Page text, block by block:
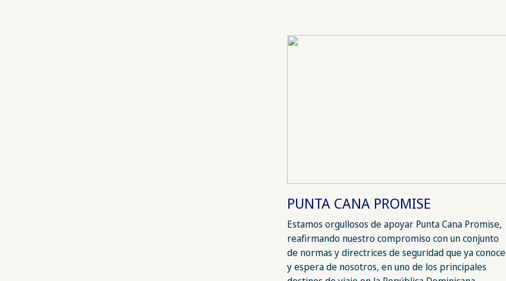
PUNTA CANA PROMISE
Estamos orgullosos de apoyar Punta Cana Promise,
reafirmando nuestro compromiso con un conjunto
de normas y directrices de seguridad que ya conoce
y espera de nosotros, en uno de los principales